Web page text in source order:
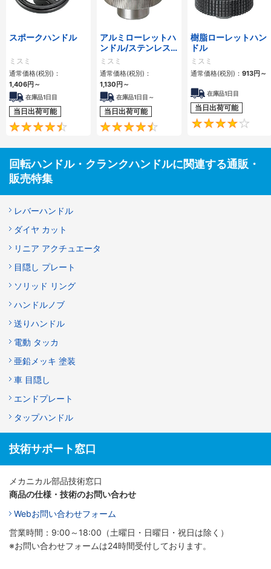
スポークハンドル
ミスミ
通常価格(税別)：
1,406円 ～
在庫品1日目
当日出荷可能
4.5
アルミローレットハ
ンドル/ステンレス
ローレットハンドル
ミスミ
通常価格(税別)：
1,130円 ～
在庫品1日目～
当日出荷可能
4.4
樹脂ローレットハン
ドル
ミスミ
通常価格(税別)： 913円 ～
在庫品1日目
当日出荷可能
回転ハンドル・クランクハンドルに関連する通販・
販売特集
レバーハンドル
ダイヤ カット
リニア アクチュエータ
目隠し プレート
ソリッド リング
ハンドルノブ
送りハンドル
電動 タッカ
亜鉛メッキ 塗装
車 目隠し
エンドプレート
タップハンドル
技術サポート窓口
メカニカル部品技術窓口
商品の仕様・技術のお問い合わせ
Webお問い合わせフォーム
営業時間：9:00～18:00（土曜日・日曜日・祝日は除く）
※お問い合わせフォームは24時間受付しております。